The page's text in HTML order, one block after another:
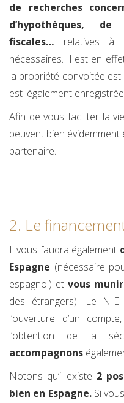
de recherches
d’hypothèques,
fiscales… relatives à
nécessaires. Il est en
la propriété convoitée est
est légalement
Afin de vous faciliter la
peuvent bien
partenaire.
2. Le
Il vous faudra également
Espagne (nécessaire
espagnol) et vous
des étrangers). Le
l’ouverture d’un
l’obtention de la
accompagnons
Notons qu’il existe 2
bien en Espagne.Si